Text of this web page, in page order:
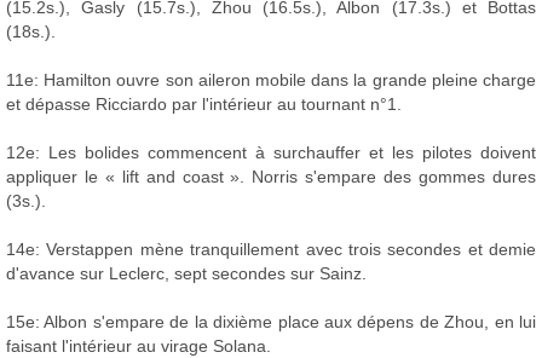
(15.2s.), Gasly (15.7s.), Zhou (16.5s.), Albon (17.3s.) et Bottas
(18s.).
11e: Hamilton ouvre son aileron mobile dans la grande pleine charge
et dépasse Ricciardo par l'intérieur au tournant n°1.
12e: Les bolides commencent à surchauffer et les pilotes doivent
appliquer le « lift and coast ». Norris s'empare des gommes dures
(3s.).
14e: Verstappen mène tranquillement avec trois secondes et demie
d'avance sur Leclerc, sept secondes sur Sainz.
15e: Albon s'empare de la dixième place aux dépens de Zhou, en lui
faisant l'intérieur au virage Solana.